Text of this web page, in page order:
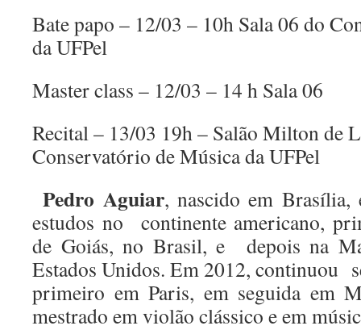
Bate papo – 12/03 – 10h Sala 06 do
da UFPel
Master class – 12/03 – 14 h Sala 06
Recital – 13/03 19h – Salão Milton de
Conservatório de Música da UFPel
Pedro Aguiar, nascido em
estudos no continente americano,
de Goiás, no Brasil, e depois na
Estados Unidos. Em 2012, continuou
primeiro em Paris, em seguida em
mestrado em violão clássico e em